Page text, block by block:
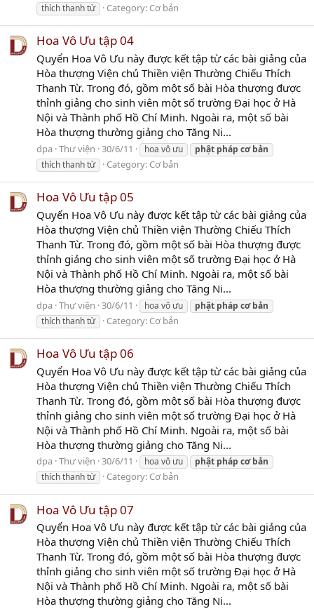
thích thanh từ
Category: Cơ bản
Hoa Vô Ưu tập 04
Quyển Hoa Vô Ưu này được kết tập từ các bài giảng của
Hòa thượng Viện chủ Thiền viện Thường Chiếu Thích
Thanh Từ. Trong đó, gồm một số bài Hòa thượng được
thỉnh giảng cho sinh viên một số trường Đại học ở Hà
Nội và Thành phố Hồ Chí Minh. Ngoài ra, một số bài
Hòa thượng thường giảng cho Tăng Ni...
dpa Thư viện 30/6/11 hoa vô ưu phật pháp cơ bản
thích thanh từ
Category: Cơ bản
Hoa Vô Ưu tập 05
Quyển Hoa Vô Ưu này được kết tập từ các bài giảng của
Hòa thượng Viện chủ Thiền viện Thường Chiếu Thích
Thanh Từ. Trong đó, gồm một số bài Hòa thượng được
thỉnh giảng cho sinh viên một số trường Đại học ở Hà
Nội và Thành phố Hồ Chí Minh. Ngoài ra, một số bài
Hòa thượng thường giảng cho Tăng Ni...
dpa Thư viện 30/6/11 hoa vô ưu phật pháp cơ bản
thích thanh từ
Category: Cơ bản
Hoa Vô Ưu tập 06
Quyển Hoa Vô Ưu này được kết tập từ các bài giảng của
Hòa thượng Viện chủ Thiền viện Thường Chiếu Thích
Thanh Từ. Trong đó, gồm một số bài Hòa thượng được
thỉnh giảng cho sinh viên một số trường Đại học ở Hà
Nội và Thành phố Hồ Chí Minh. Ngoài ra, một số bài
Hòa thượng thường giảng cho Tăng Ni...
dpa Thư viện 30/6/11 hoa vô ưu phật pháp cơ bản
thích thanh từ
Category: Cơ bản
Hoa Vô Ưu tập 07
Quyển Hoa Vô Ưu này được kết tập từ các bài giảng của
Hòa thượng Viện chủ Thiền viện Thường Chiếu Thích
Thanh Từ. Trong đó, gồm một số bài Hòa thượng được
thỉnh giảng cho sinh viên một số trường Đại học ở Hà
Nội và Thành phố Hồ Chí Minh. Ngoài ra, một số bài
Hòa thượng thường giảng cho Tăng Ni...